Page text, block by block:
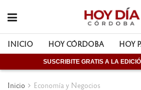
INICIO HOY CÓRDOBA HOY
SUSCRIBITE GRATIS A LA
Inicio Economía y Negocios